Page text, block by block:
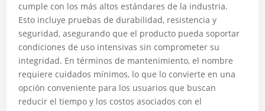
cumple con los más altos estándares de la industria.
Esto incluye pruebas de durabilidad, resistencia y
seguridad, asegurando que el producto pueda soportar
condiciones de uso intensivas sin comprometer su
integridad. En términos de mantenimiento, el nombre
requiere cuidados mínimos, lo que lo convierte en una
opción conveniente para los usuarios que buscan
reducir el tiempo y los costos asociados con el